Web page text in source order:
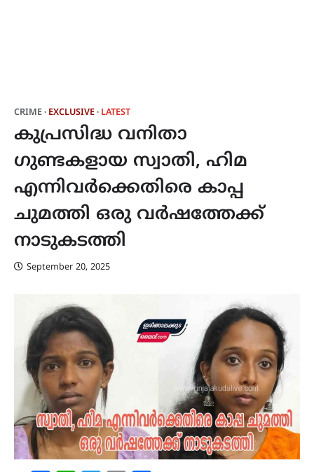
CRIME EXCLUSIVE LATEST
കുപ്രസിദ്ധ വനിതാ
ഗുണ്ടകളായ സ്വാതി, ഹിമ
എന്നിവർക്കെതിരെ കാപ്പ
ചുമത്തി ഒരു വർഷത്തേക്ക്
നാടുകടത്തി
September 20, 2025